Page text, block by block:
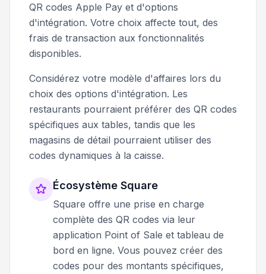
QR codes Apple Pay et d'options
d'intégration. Votre choix affecte tout, des
frais de transaction aux fonctionnalités
disponibles.
Considérez votre modèle d'affaires lors du
choix des options d'intégration. Les
restaurants pourraient préférer des QR codes
spécifiques aux tables, tandis que les
magasins de détail pourraient utiliser des
codes dynamiques à la caisse.
Écosystème Square
Square offre une prise en charge
complète des QR codes via leur
application Point of Sale et tableau de
bord en ligne. Vous pouvez créer des
codes pour des montants spécifiques,